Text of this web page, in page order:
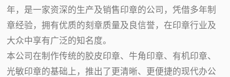
年，是一家资深的生产及销售印章的公司，凭借多年制
章经验，拥有优质的刻章质量及良信誉，在印章行业及
大众中享有广泛的知名度。
本公司在制作传统的胶皮印章、牛角印章、有机印章、
光敏印章的基础上，推出了更清晰、更便捷的现代办公